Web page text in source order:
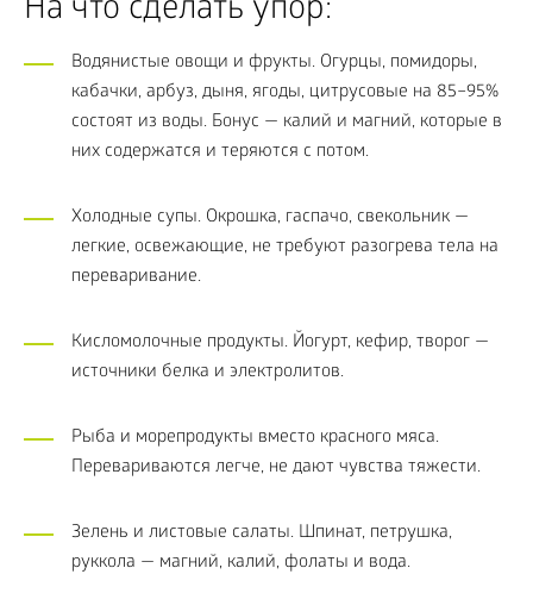
На что сделать упор:
Водянистые овощи и фрукты. Огурцы, помидоры,
кабачки, арбуз, дыня, ягоды, цитрусовые на 85–95%
состоят из воды. Бонус — калий и магний, которые в
них содержатся и теряются с потом.
Холодные супы. Окрошка, гаспачо, свекольник —
легкие, освежающие, не требуют разогрева тела на
переваривание.
Кисломолочные продукты. Йогурт, кефир, творог —
источники белка и электролитов.
Рыба и морепродукты вместо красного мяса.
Перевариваются легче, не дают чувства тяжести.
Зелень и листовые салаты. Шпинат, петрушка,
руккола — магний, калий, фолаты и вода.